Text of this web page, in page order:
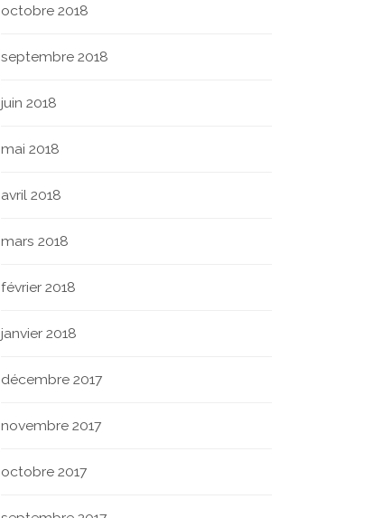
octobre 2018
septembre 2018
juin 2018
mai 2018
avril 2018
mars 2018
février 2018
janvier 2018
décembre 2017
novembre 2017
octobre 2017